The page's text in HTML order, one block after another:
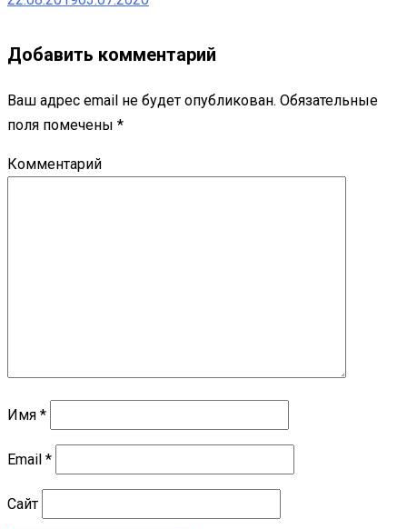
Добавить комментарий
Ваш адрес email не будет опубликован. Обязательные
поля помечены *
Комментарий
Имя *
Email *
Сайт